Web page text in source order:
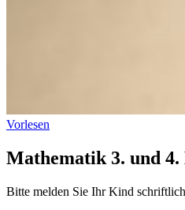
Vorlesen
Mathematik 3. und 4.
Bitte melden Sie Ihr Kind